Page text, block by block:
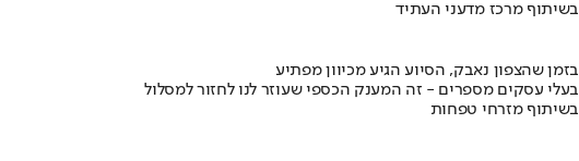
בשיתוף מרכז מדעני העתיד
בזמן שהצפון נאבק, הסיוע הגיע מכיוון מפתיע
בעלי עסקים מספרים - זה המענק הכספי שעוזר לנו לחזור למסלול
בשיתוף מזרחי טפחות